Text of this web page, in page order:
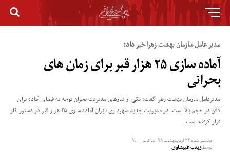
مدیر عامل سازمان بهشت زهرا خبر داد؛
آماده سازی ۲۵ هزار قبر برای زمان های
بحرانی
مدیرعامل سازمان بهشت زهرا گفت: یکی از نیازهای مدیریت بحران توجه به فضای آماده برای
دفن در حجم بالا است، در مدیریت جدید شهرداری تهران آماده سازی ۲۵ هزار قبر در دستور کار
قرار گرفته است .
منتشر شده۲۴ اردیبهشت ۹۸, ساعت: ۹:۰۰
توسطزینب غبیشاوی